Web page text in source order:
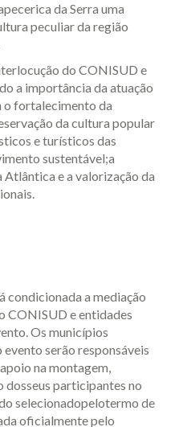
da Serra uma
peculiar da região
do CONISUD e
a importância da atuação
o fortalecimento da
da cultura popular
e turísticos das
sustentável;a
e a valorização da
condicionada a mediação
CONISUD e entidades
Os municípios
serão responsáveis
na montagem,
dosseus participantes no
selecionadopelotermo de
oficialmente pelo